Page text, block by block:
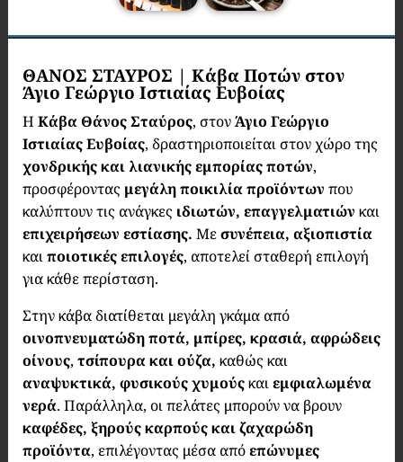
ΘΑΝΟΣ ΣΤΑΥΡΟΣ | Κάβα Ποτών στον
Άγιο Γεώργιο Ιστιαίας Ευβοίας
Η ΚάβαΘάνος Σταύρος, στονΆγιο Γεώργιο
Ιστιαίας Ευβοίας, δραστηριοποιείται στον χώρο της
χονδρικής και λιανικής εμπορίας ποτών,
προσφέροντας μεγάλη ποικιλία προϊόντων που
καλύπτουν τις ανάγκες ιδιωτών, επαγγελματιών και
επιχειρήσεων εστίασης. Μεσυνέπεια, αξιοπιστία
καιποιοτικές επιλογές, αποτελεί σταθερή επιλογή
για κάθε περίσταση.
Στην κάβα διατίθεται μεγάλη γκάμα από
οινοπνευματώδη ποτά, μπίρες, κρασιά, αφρώδεις
οίνους, τσίπουρα και ούζα, καθώς και
αναψυκτικά, φυσικούς χυμούςκαιεμφιαλωμένα
νερά. Παράλληλα, οι πελάτες μπορούν να βρουν
καφέδες, ξηρούς καρπούς και ζαχαρώδη
προϊόντα, επιλέγοντας μέσα απόεπώνυμες